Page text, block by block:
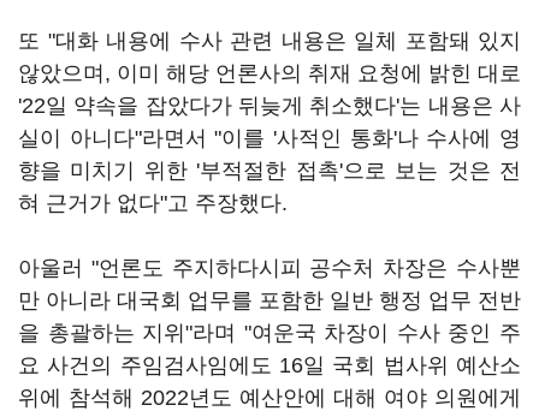
또 "대화 내용에 수사 관련 내용은 일체 포함돼 있지
않았으며, 이미 해당 언론사의 취재 요청에 밝힌 대로
'22일 약속을 잡았다가 뒤늦게 취소했다'는 내용은 사
실이 아니다"라면서 "이를 '사적인 통화'나 수사에 영
향을 미치기 위한 '부적절한 접촉'으로 보는 것은 전
혀 근거가 없다"고 주장했다.
아울러 "언론도 주지하다시피 공수처 차장은 수사뿐
만 아니라 대국회 업무를 포함한 일반 행정 업무 전반
을 총괄하는 지위"라며 "여운국 차장이 수사 중인 주
요 사건의 주임검사임에도 16일 국회 법사위 예산소
위에 참석해 2022년도 예산안에 대해 여야 의원에게